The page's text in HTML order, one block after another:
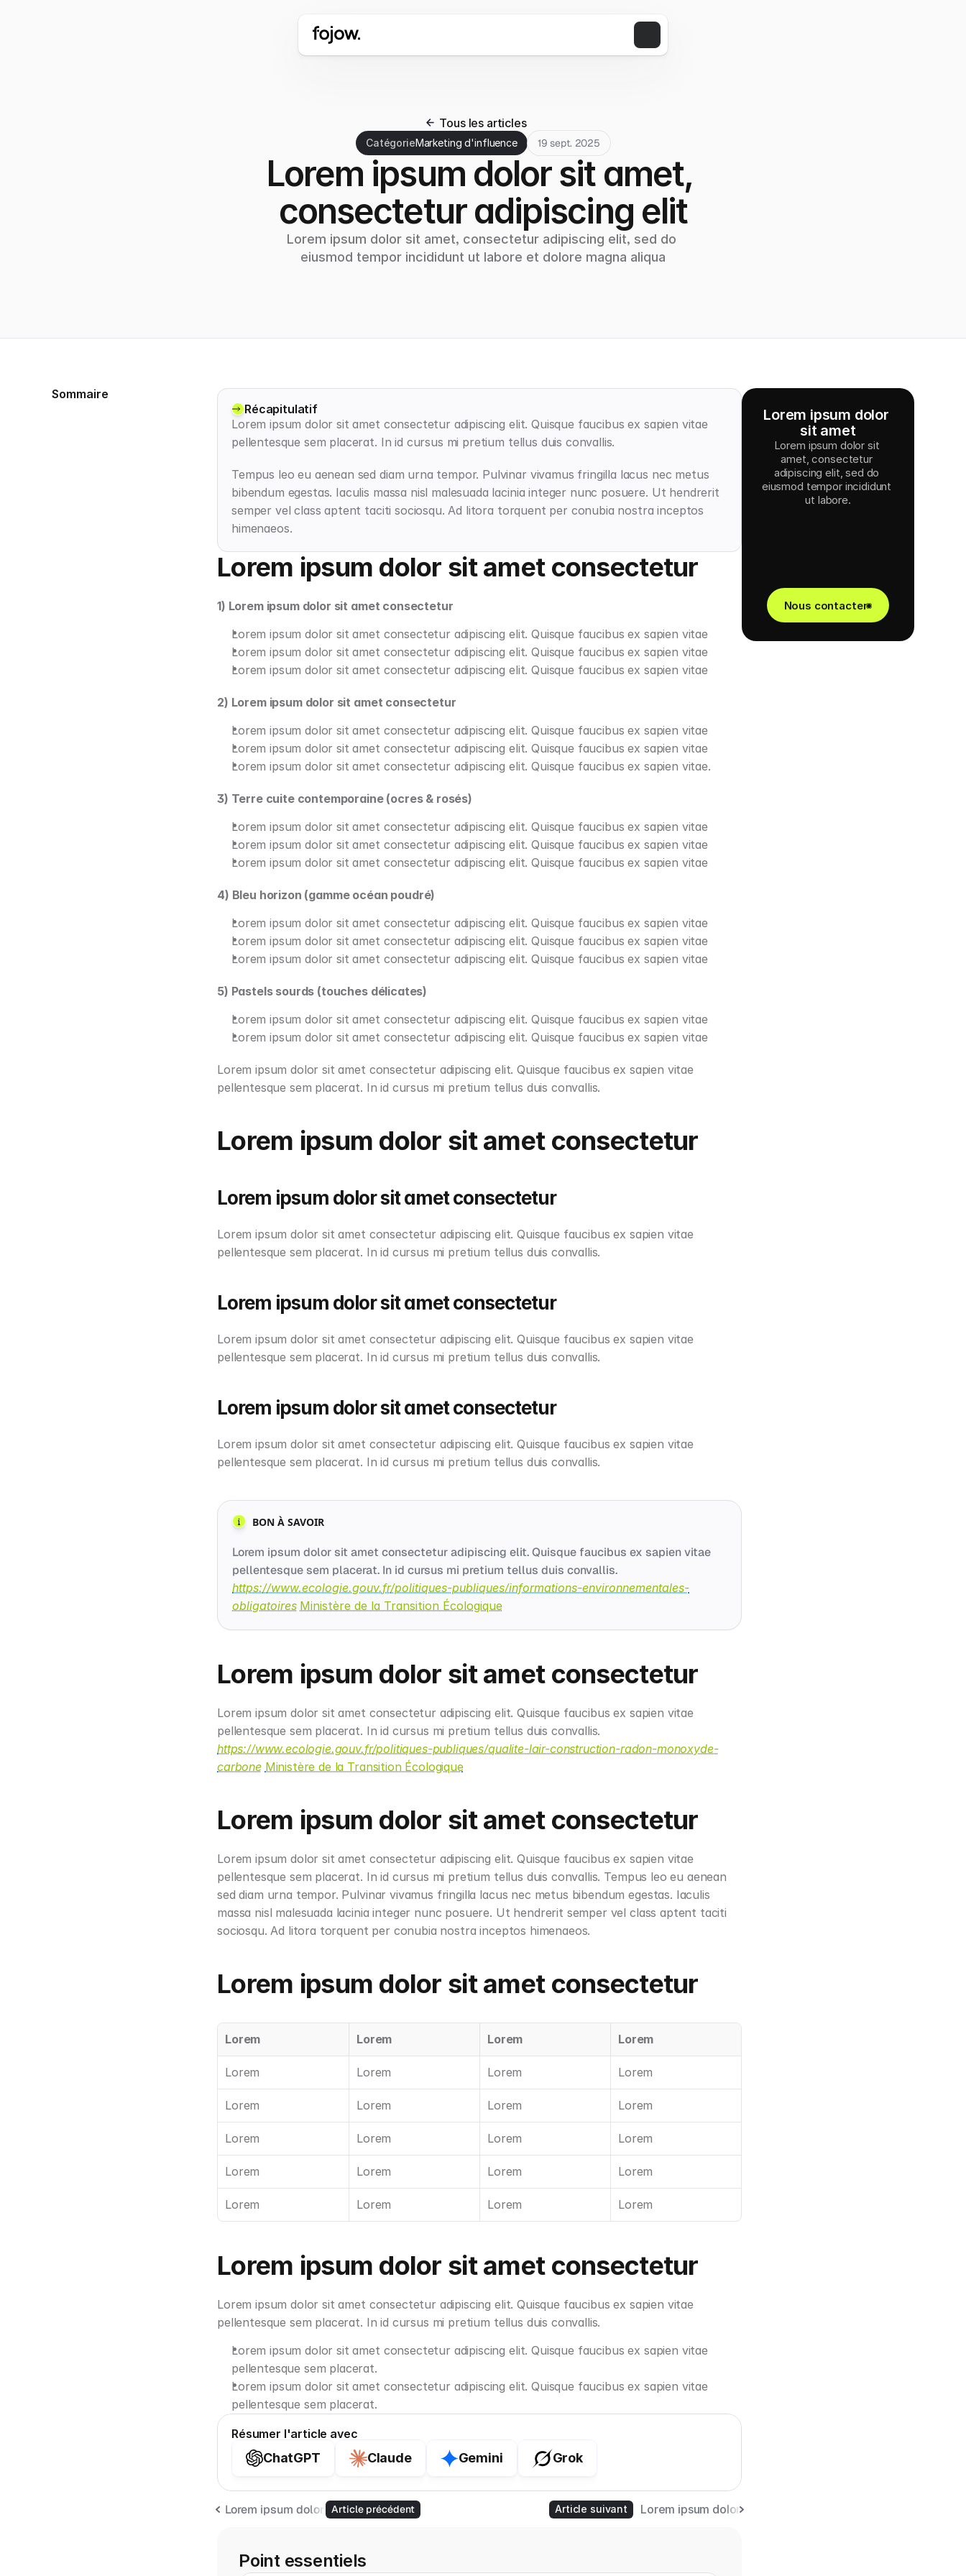
Tous les articles
CatégorieMarketing d'influence 19 sept. 2025
Lorem ipsum dolor sit amet,
consectetur adipiscing elit
Lorem ipsum dolor sit amet, consectetur adipiscing elit, sed do
eiusmod tempor incididunt ut labore et dolore magna aliqua
Sommaire
Récapitulatif
Lorem ipsum dolor sit amet consectetur adipiscing elit. Quisque faucibus ex sapien vitae
pellentesque sem placerat. In id cursus mi pretium tellus duis convallis.
Tempus leo eu aenean sed diam urna tempor. Pulvinar vivamus fringilla lacus nec metus
bibendum egestas. Iaculis massa nisl malesuada lacinia integer nunc posuere. Ut hendrerit
semper vel class aptent taciti sociosqu. Ad litora torquent per conubia nostra inceptos
himenaeos.
Lorem ipsum dolor sit amet consectetur
1) Lorem ipsum dolor sit amet consectetur
Lorem ipsum dolor sit amet consectetur adipiscing elit. Quisque faucibus ex sapien vitae
Lorem ipsum dolor sit amet consectetur adipiscing elit. Quisque faucibus ex sapien vitae
Lorem ipsum dolor sit amet consectetur adipiscing elit. Quisque faucibus ex sapien vitae
2) Lorem ipsum dolor sit amet consectetur
Lorem ipsum dolor sit amet consectetur adipiscing elit. Quisque faucibus ex sapien vitae
Lorem ipsum dolor sit amet consectetur adipiscing elit. Quisque faucibus ex sapien vitae
Lorem ipsum dolor sit amet consectetur adipiscing elit. Quisque faucibus ex sapien vitae.
3) Terre cuite contemporaine (ocres & rosés)
Lorem ipsum dolor sit amet consectetur adipiscing elit. Quisque faucibus ex sapien vitae
Lorem ipsum dolor sit amet consectetur adipiscing elit. Quisque faucibus ex sapien vitae
Lorem ipsum dolor sit amet consectetur adipiscing elit. Quisque faucibus ex sapien vitae
4) Bleu horizon (gamme océan poudré)
Lorem ipsum dolor sit amet consectetur adipiscing elit. Quisque faucibus ex sapien vitae
Lorem ipsum dolor sit amet consectetur adipiscing elit. Quisque faucibus ex sapien vitae
Lorem ipsum dolor sit amet consectetur adipiscing elit. Quisque faucibus ex sapien vitae
5) Pastels sourds (touches délicates)
Lorem ipsum dolor sit amet consectetur adipiscing elit. Quisque faucibus ex sapien vitae
Lorem ipsum dolor sit amet consectetur adipiscing elit. Quisque faucibus ex sapien vitae
Lorem ipsum dolor sit amet consectetur adipiscing elit. Quisque faucibus ex sapien vitae
pellentesque sem placerat. In id cursus mi pretium tellus duis convallis.
Lorem ipsum dolor sit amet consectetur
Lorem ipsum dolor sit amet consectetur
Lorem ipsum dolor sit amet consectetur adipiscing elit. Quisque faucibus ex sapien vitae
pellentesque sem placerat. In id cursus mi pretium tellus duis convallis.
Lorem ipsum dolor sit amet consectetur
Lorem ipsum dolor sit amet consectetur adipiscing elit. Quisque faucibus ex sapien vitae
pellentesque sem placerat. In id cursus mi pretium tellus duis convallis.
Lorem ipsum dolor sit amet consectetur
Lorem ipsum dolor sit amet consectetur adipiscing elit. Quisque faucibus ex sapien vitae
pellentesque sem placerat. In id cursus mi pretium tellus duis convallis.
Lorem ipsum dolor sit amet consectetur adipiscing elit. Quisque faucibus ex sapien vitae
https://www.ecologie.gouv.fr/politiques-publiques/informations-environnementales-
obligatoires Ministère de la Transition Écologique
Lorem ipsum dolor sit amet consectetur
Lorem ipsum dolor sit amet consectetur adipiscing elit. Quisque faucibus ex sapien vitae
https://www.ecologie.gouv.fr/politiques-publiques/qualite-lair-construction-radon-monoxyde-
carbone Ministère de la Transition Écologique
Lorem ipsum dolor sit amet consectetur
Lorem ipsum dolor sit amet consectetur adipiscing elit. Quisque faucibus ex sapien vitae
pellentesque sem placerat. In id cursus mi pretium tellus duis convallis. Tempus leo eu aenean
sed diam urna tempor. Pulvinar vivamus fringilla lacus nec metus bibendum egestas. Iaculis
massa nisl malesuada lacinia integer nunc posuere. Ut hendrerit semper vel class aptent taciti
sociosqu. Ad litora torquent per conubia nostra inceptos himenaeos.
Lorem ipsum dolor sit amet consectetur
Lorem Lorem Lorem Lorem
Lorem Lorem Lorem Lorem
Lorem Lorem Lorem Lorem
Lorem Lorem Lorem Lorem
Lorem Lorem Lorem Lorem
Lorem Lorem Lorem Lorem
Lorem ipsum dolor sit amet consectetur
Lorem ipsum dolor sit amet consectetur adipiscing elit. Quisque faucibus ex sapien vitae
pellentesque sem placerat. In id cursus mi pretium tellus duis convallis.
Lorem ipsum dolor sit amet consectetur adipiscing elit. Quisque faucibus ex sapien vitae
pellentesque sem placerat.
Lorem ipsum dolor sit amet consectetur adipiscing elit. Quisque faucibus ex sapien vitae
pellentesque sem placerat.
Résumer l'article avec
ChatGPT Claude Gemini Grok
Lorem ipsum dolor sit amet, consectetur adipiscing elit
Article précédent Article suivant Lorem ipsum dolor sit amet, consectetur adipiscing elit
Point essentiels
Lorem ipsum dolor
sit amet
Lorem ipsum dolor sit
amet, consectetur
adipiscing elit, sed do
eiusmod tempor incididunt
ut labore.
Nous contacter